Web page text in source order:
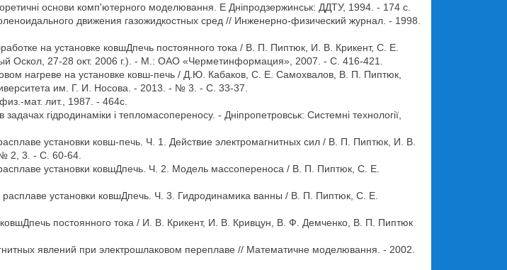
основи комп'ютерного моделювання. Е Днiпродзержинськ: ДДТУ, 1994. - 174 с.
движения газожидкостных сред // Инженерно-физический журнал. - 1998.
на установке ковшДпечь постоянного тока / В. П. Пиптюк, И. В. Крикент, С. Е.
Оскол, 27-28 окт. 2006 г.). - М.: ОАО «Черметинформация», 2007. - С. 416-421.
нагреве на установке ковш-печь / Д.Ю. Кабаков, С. Е. Самохвалов, В. П. Пиптюк,
им. Г. И. Носова. - 2013. - № 3. - С. 33-37.
мат. лит., 1987. - 464с.
гідродинаміки і тепломасопереносу. - Дніпропетровськ: Системні технології,
установки ковш-печь. Ч. 1. Действие электромагнитных сил / В. П. Пиптюк, И. В.
2, 3. - С. 60-64.
установки ковшДпечь. Ч. 2. Модель массопереноса / В. П. Пиптюк, С. Е.
установки ковшДпечь. Ч. 3. Гидродинамика ванны / В. П. Пиптюк, С. Е.
постоянного тока / И. В. Крикент, И. В. Кривцун, В. Ф. Демченко, В. П. Пиптюк
явлений при электрошлаковом переплаве // Математичне моделювання. - 2002.